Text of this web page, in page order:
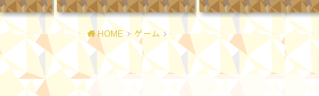
HOME ゲーム